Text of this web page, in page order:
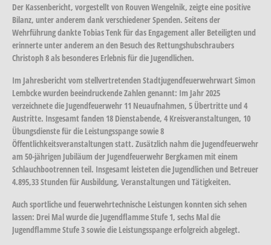
Der Kassenbericht, vorgestellt von Rouven Wengelnik, zeigte eine positive
Bilanz, unter anderem dank verschiedener Spenden. Seitens der
Wehrführung dankte Tobias Tenk für das Engagement aller Beteiligten und
erinnerte unter anderem an den Besuch des Rettungshubschraubers
Christoph 8 als besonderes Erlebnis für die Jugendlichen.
Im Jahresbericht vom stellvertretenden Stadtjugendfeuerwehrwart Simon
Lembcke wurden beeindruckende Zahlen genannt: Im Jahr 2025
verzeichnete die Jugendfeuerwehr 11 Neuaufnahmen, 5 Übertritte und 4
Austritte. Insgesamt fanden 18 Dienstabende, 4 Kreisveranstaltungen, 10
Übungsdienste für die Leistungsspange sowie 8
Öffentlichkeitsveranstaltungen statt. Zusätzlich nahm die Jugendfeuerwehr
am 50-jährigen Jubiläum der Jugendfeuerwehr Bergkamen mit einem
Schlauchbootrennen teil. Insgesamt leisteten die Jugendlichen und Betreuer
4.895,33 Stunden für Ausbildung, Veranstaltungen und Tätigkeiten.
Auch sportliche und feuerwehrtechnische Leistungen konnten sich sehen
lassen: Drei Mal wurde die Jugendflamme Stufe 1, sechs Mal die
Jugendflamme Stufe 3 sowie die Leistungsspange erfolgreich abgelegt.